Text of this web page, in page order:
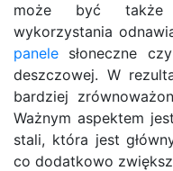
może być także
wykorzystania
panele słoneczne
deszczowej. W
bardziej
Ważnym aspektem
stali, która jest
co dodatkowo